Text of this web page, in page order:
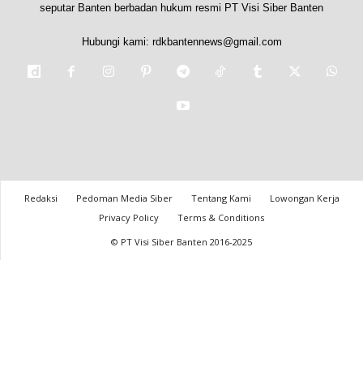
seputar Banten berbadan hukum resmi PT Visi Siber Banten
Hubungi kami: rdkbantennews@gmail.com
Redaksi Pedoman Media Siber Tentang Kami
Lowongan Kerja
Privacy Policy
Terms & Conditions
© PT Visi Siber Banten 2016-2025